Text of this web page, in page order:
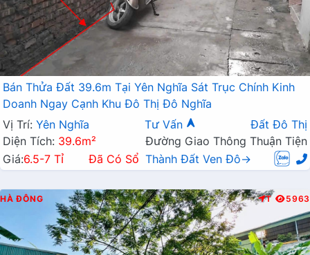
Bán Thửa Đất 39.6m Tại Yên Nghĩa Sát Trục Chính Kinh
Doanh Ngay Cạnh Khu Đô Thị Đô Nghĩa
Vị Trí: Yên Nghĩa Tư Vấn
Đất Đô Thị
Diện Tích: 39.6m²
Đường Giao Thông Thuận Tiện
Giá:6.5-7 Tỉ Đã Có Sổ Thành Đất Ven Đô→
HÀ ĐÔNG T 5963